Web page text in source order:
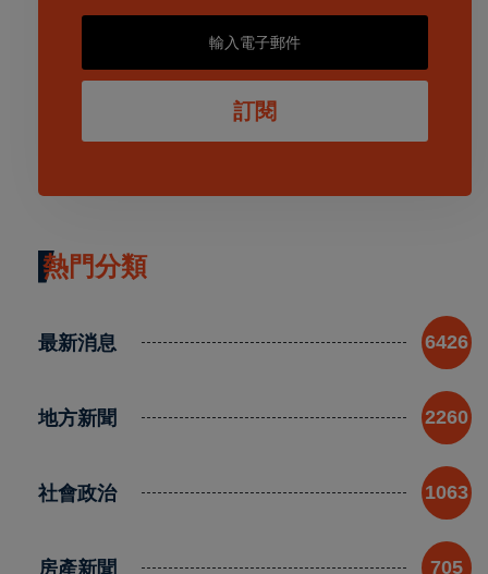
訂閱
熱門分類
最新消息 6426
地方新聞 2260
社會政治 1063
房產新聞 705